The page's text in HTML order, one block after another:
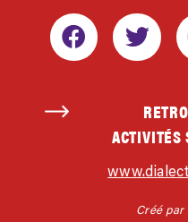
ACTIVITÉS
Créé par